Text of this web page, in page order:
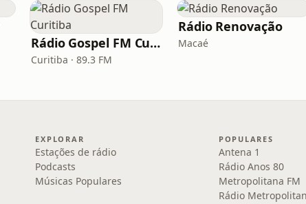
Rádio Gospel FM Curitiba
Curitiba · 89.3 FM
Rádio Renovação
Macaé
EXPLORAR
Estações de rádio
Podcasts
Músicas Populares
POPULARES
Antena 1
Rádio Anos 80
Metropolitana FM
Rádio